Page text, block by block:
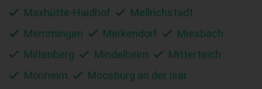
Maxhütte-Haidhof
Mellrichstadt
Memmingen
Merkendorf
Miesbach
Miltenberg
Mindelheim
Mitterteich
Monheim
Moosburg an der Isar